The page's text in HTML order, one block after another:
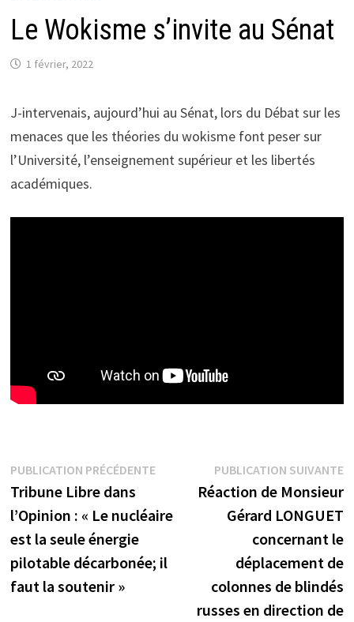
Le Wokisme s’invite au Sénat
1 février, 2022
J-intervenais, aujourd’hui au Sénat, lors du Débat sur les
menaces que les théories du wokisme font peser sur
l’Université, l’enseignement supérieur et les libertés
académiques.
Navigation
de
l’article
PUBLICATION PRÉCÉDENTEPublication
précédente :
Tribune Libre dans
l’Opinion : « Le nucléaire
est la seule énergie
pilotable décarbonée; il
faut la soutenir »
PUBLICATION SUIVANTE
Réaction de Monsieur
Gérard LONGUET
concernant le
déplacement de
colonnes de blindés
russes en direction de